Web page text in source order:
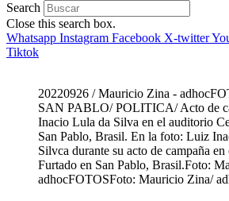
Search
Close this search box.
Whatsapp Instagram Facebook X-twitter
Tiktok
20220926 / Mauricio Zina -
SAN PABLO/ POLITICA/ Acto de
Inacio Lula da Silva en el auditorio
San Pablo, Brasil. En la foto: Luiz
Silvca durante su acto de campaña
Furtado en San Pablo, Brasil.Foto:
adhocFOTOSFoto: Mauricio Zina/